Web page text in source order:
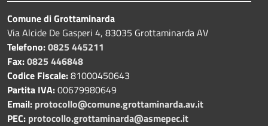
Comune di Grottaminarda
Via Alcide De Gasperi 4, 83035 Grottaminarda AV
Telefono:0825 445211
Fax:0825 446848
Codice Fiscale:81000450643
Partita IVA:00679980649
Email: protocollo@comune.grottaminarda.av.it
PEC: protocollo.grottaminarda@asmepec.it